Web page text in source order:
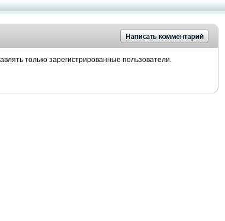
только зарегистрированные пользователи.